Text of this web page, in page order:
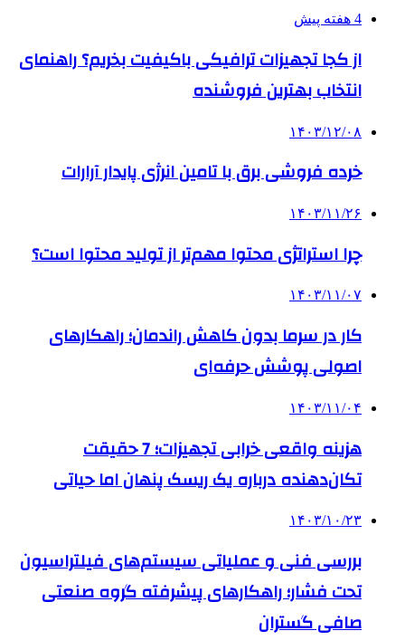
4 هفته پیش
از کجا تجهیزات ترافیکی باکیفیت بخریم؟ راهنمای
انتخاب بهترین فروشنده
۱۴۰۳/۱۲/۰۸
خرده فروشی برق با تامین انرژی پایدار آرارات
۱۴۰۳/۱۱/۲۶
چرا استراتژی محتوا مهم‌تر از تولید محتوا است؟
۱۴۰۳/۱۱/۰۷
کار در سرما بدون کاهش راندمان؛ راهکارهای
اصولی پوشش حرفه‌ای
۱۴۰۳/۱۱/۰۴
هزینه واقعی خرابی تجهیزات؛ 7 حقیقت
تکان‌دهنده درباره یک ریسک پنهان اما حیاتی
۱۴۰۳/۱۰/۲۳
بررسی فنی و عملیاتی سیستم‌های فیلتراسیون
تحت فشار؛ راهکارهای پیشرفته گروه صنعتی
صافی گستران